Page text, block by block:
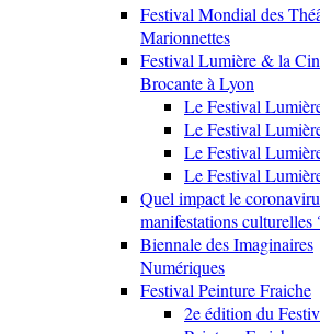
Festival Mondial des
Marionnettes
Festival Lumière & la
Brocante à Lyon
Le Festival
Le Festival
Le Festival
Le Festival
Quel impact le
manifestations culturelles
Biennale des Imaginaires
Numériques
Festival Peinture Fraiche
2e édition du